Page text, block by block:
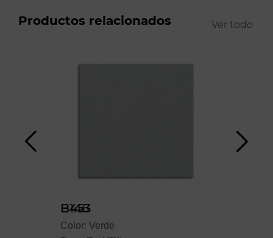
Productos relacionados Ver todo
B146
Color: Verde
B453
Color: Verde